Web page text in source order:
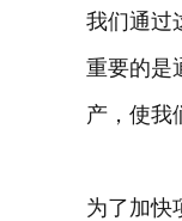
我们通过
重要的是
产，使我
为了加快